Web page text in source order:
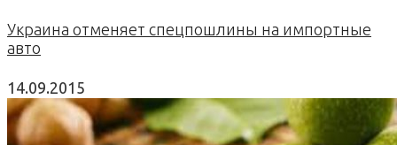
Украина отменяет спецпошлины на импортные
авто
14.09.2015